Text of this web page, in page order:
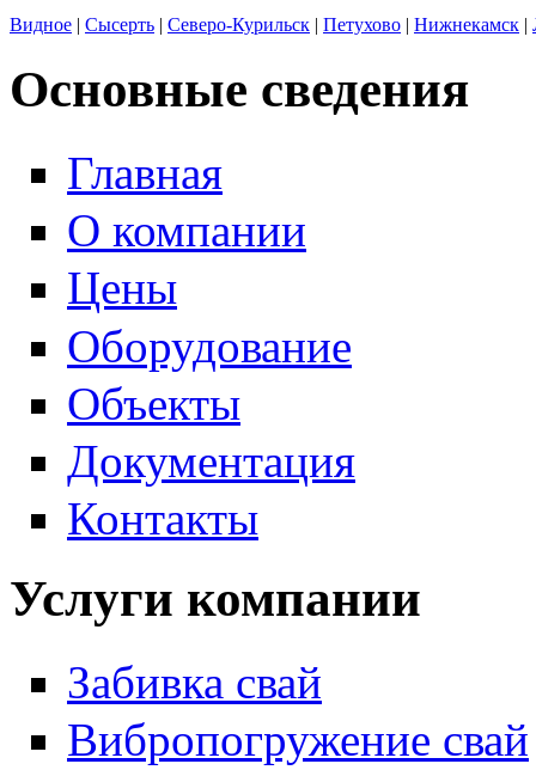
Видное | Сысерть | Северо-Курильск | Петухово | Нижнекамск |
Основные сведения
Главная
О компании
Цены
Оборудование
Объекты
Документация
Контакты
Услуги компании
Забивка свай
Вибропогружение свай